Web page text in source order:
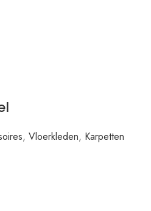
, Vloerkleden, Karpetten